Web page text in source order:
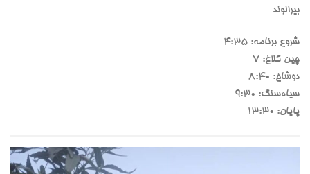
بیرالوند
شروع برنامه: ۴:۳۵
چین کلاغ: ۷
دوشاخ: ۸:۴۰
سیاه‌سنگ: ۹:۳۰
پایان: ۱۳:۳۰